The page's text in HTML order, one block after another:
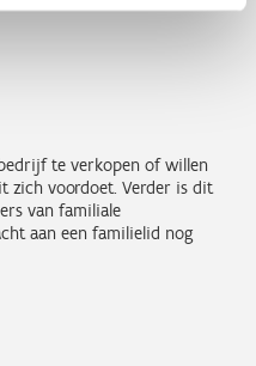
te verkopen of willen
zich voordoet. Verder is dit
van familiale
aan een familielid nog